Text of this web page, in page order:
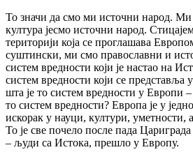
То значи да смо ми источни народ. Ми
култура јесмо источни народ.
територији која се проглашава
суштински, ми смо православни и
систем вредности који је настао на
систем вредности који се представља
шта је то систем вредности у Европи
то систем вредности? Европа је у
искорак у науци, култури, уметности,
То је све почело после пада
– људи са Истока, прешло у Европу.